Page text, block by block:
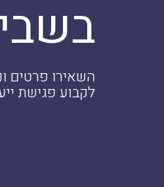
השאירו פרטים
לקבוע פגישת